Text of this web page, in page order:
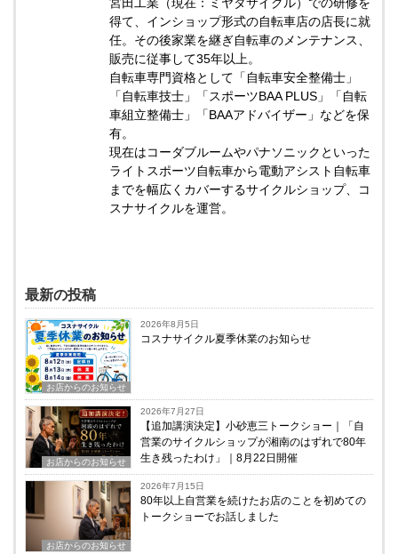
得て、インショップ形式の自転車店の店長に就
任。その後家業を継ぎ自転車のメンテナンス、
販売に従事して35年以上。
自転車専門資格として「自転車安全整備士」
「自転車技士」「スポーツBAA PLUS」「自転
車組立整備士」「BAAアドバイザー」などを保
有。
現在はコーダブルームやパナソニックといった
ライトスポーツ自転車から電動アシスト自転車
までを幅広くカバーするサイクルショップ、コ
スナサイクルを運営。
最新の投稿
お店からのお知らせ
2026年8月5日
コスナサイクル夏季休業のお知らせ
お店からのお知らせ
2026年7月27日
【追加講演決定】小砂恵三トークショー｜「自
営業のサイクルショップが湘南のはずれで80年
生き残ったわけ」｜8月22日開催
お店からのお知らせ
2026年7月15日
80年以上自営業を続けたお店のことを初めての
トークショーでお話しました